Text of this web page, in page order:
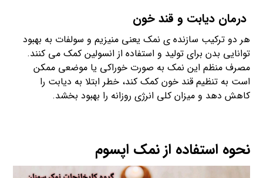
درمان دیابت و قند خون
هر دو ترکیب سازنده ی نمک یعنی منیزیم و سولفات به بهبود
توانایی بدن برای تولید و استفاده از انسولین کمک می کنند.
مصرف منظم این نمک به صورت خوراکی یا موضعی ممکن
است به تنظیم قند خون کمک کند، خطر ابتلا به دیابت را
کاهش دهد و میزان کلی انرژی روزانه را بهبود بخشد.
نحوه استفاده از نمک اپسوم